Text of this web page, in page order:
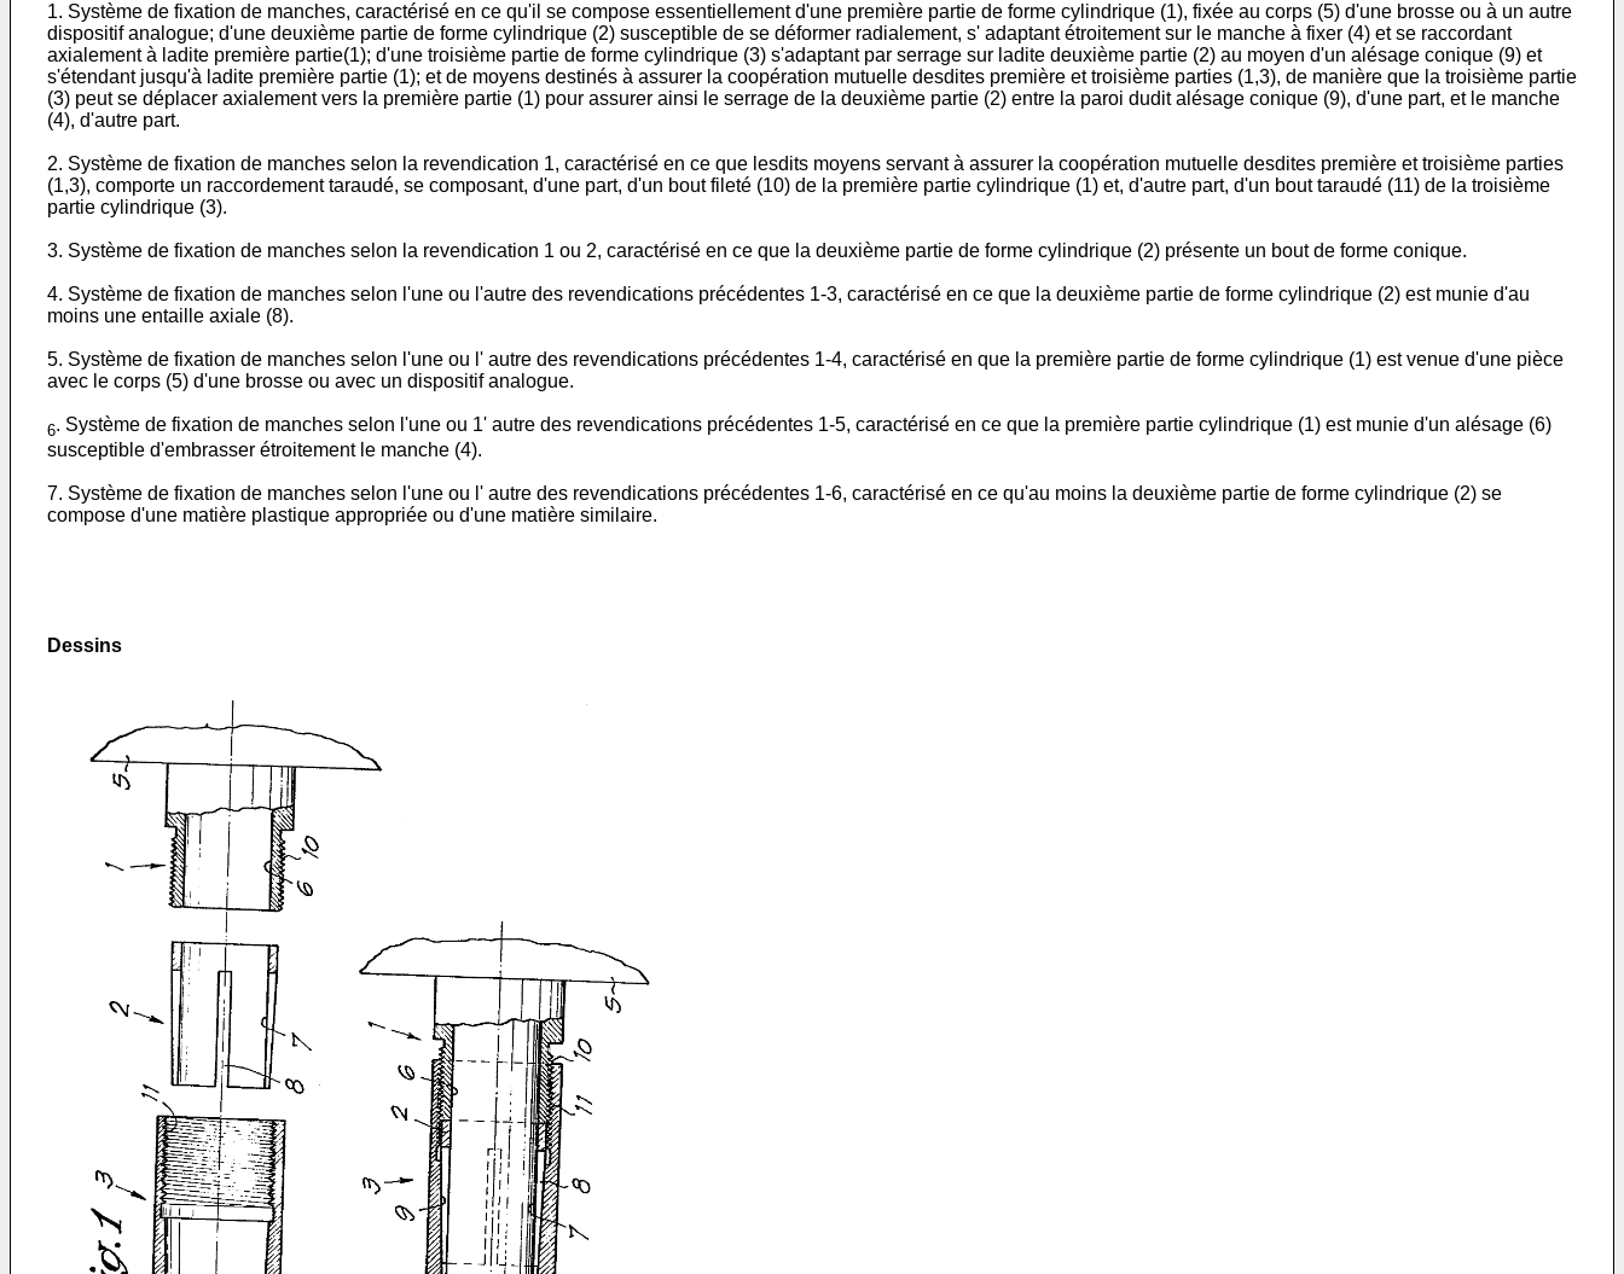
1. Système de fixation de manches, caractérisé en ce qu'il se compose essentiellement d'une première partie de forme cylindrique (1), fixée au corps (5) d'une brosse ou à un autre
dispositif analogue; d'une deuxième partie de forme cylindrique (2) susceptible de se déformer radialement, s' adaptant étroitement sur le manche à fixer (4) et se raccordant
axialement à ladite première partie(1); d'une troisième partie de forme cylindrique (3) s'adaptant par serrage sur ladite deuxième partie (2) au moyen d'un alésage conique (9) et
s'étendant jusqu'à ladite première partie (1); et de moyens destinés à assurer la coopération mutuelle desdites première et troisième parties (1,3), de manière que la troisième partie
(3) peut se déplacer axialement vers la première partie (1) pour assurer ainsi le serrage de la deuxième partie (2) entre la paroi dudit alésage conique (9), d'une part, et le manche
(4), d'autre part.
2. Système de fixation de manches selon la revendication 1, caractérisé en ce que lesdits moyens servant à assurer la coopération mutuelle desdites première et troisième parties
(1,3), comporte un raccordement taraudé, se composant, d'une part, d'un bout fileté (10) de la première partie cylindrique (1) et, d'autre part, d'un bout taraudé (11) de la troisième
partie cylindrique (3).
3. Système de fixation de manches selon la revendication 1 ou 2, caractérisé en ce que la deuxième partie de forme cylindrique (2) présente un bout de forme conique.
4. Système de fixation de manches selon l'une ou l'autre des revendications précédentes 1-3, caractérisé en ce que la deuxième partie de forme cylindrique (2) est munie d'au
moins une entaille axiale (8).
5. Système de fixation de manches selon l'une ou l' autre des revendications précédentes 1-4, caractérisé en que la première partie de forme cylindrique (1) est venue d'une pièce
avec le corps (5) d'une brosse ou avec un dispositif analogue.
6. Système de fixation de manches selon l'une ou 1' autre des revendications précédentes 1-5, caractérisé en ce que la première partie cylindrique (1) est munie d'un alésage (6)
susceptible d'embrasser étroitement le manche (4).
7. Système de fixation de manches selon l'une ou l' autre des revendications précédentes 1-6, caractérisé en ce qu'au moins la deuxième partie de forme cylindrique (2) se
compose d'une matière plastique appropriée ou d'une matière similaire.
Dessins